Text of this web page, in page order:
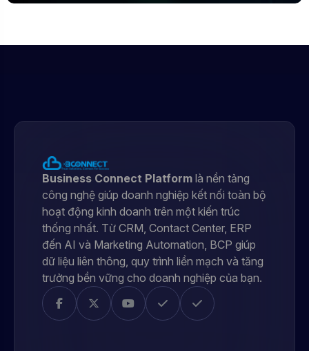
Business Connect Platform là nền tảng
công nghệ giúp doanh nghiệp kết nối toàn bộ
hoạt động kinh doanh trên một kiến trúc
thống nhất. Từ CRM, Contact Center, ERP
đến AI và Marketing Automation, BCP giúp
dữ liệu liên thông, quy trình liền mạch và tăng
trưởng bền vững cho doanh nghiệp của bạn.